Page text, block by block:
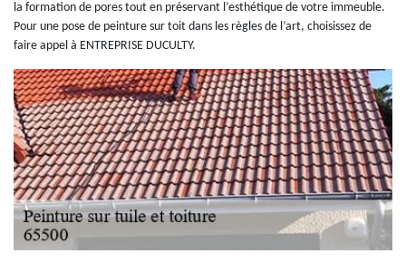
la formation de pores tout en préservant l’esthétique de votre immeuble.
Pour une pose de peinture sur toit dans les règles de l’art, choisissez de
faire appel à ENTREPRISE DUCULTY.